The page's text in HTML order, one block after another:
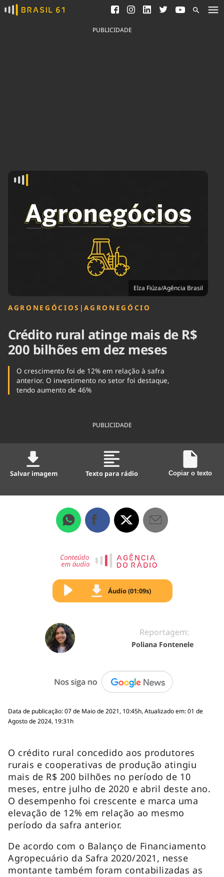
Ver todas as notícias
Saneamento
Indicadores
Agronegócios
Brasil Mineral
Ciência &
Tecnologia
Economia
Educação
Infraestrutura
Internacional
Política
Saúde
Tempo
PUBLICIDADE
Elza Fiúza/Agência Brasil
AGRONEGÓCIOS |AGRONEGÓCIO
Crédito rural atinge mais de R$
200 bilhões em dez meses
O crescimento foi de 12% em relação à safra
anterior. O investimento no setor foi destaque,
tendo aumento de 46%
PUBLICIDADE
Salvar imagem Texto para rádio Copiar o texto
Áudio (01:09s)
Reportagem:
Poliana Fontenele
Data de publicação: 07 de Maio de 2021, 10:45h, Atualizado em: 01 de
Agosto de 2024, 19:31h
O crédito rural concedido aos produtores
rurais e cooperativas de produção atingiu
mais de R$ 200 bilhões no período de 10
meses, entre julho de 2020 e abril deste ano.
O desempenho foi crescente e marca uma
elevação de 12% em relação ao mesmo
período da safra anterior.
De acordo com o Balanço de Financiamento
Agropecuário da Safra 2020/2021, nesse
montante também foram contabilizadas as